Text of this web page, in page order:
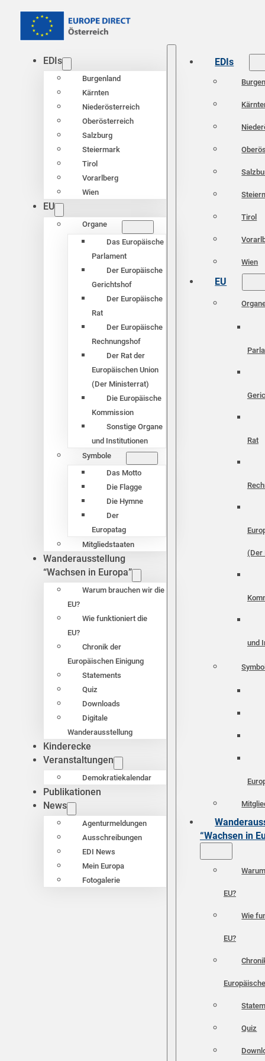
EDIs
Burgenland
Kärnten
Niederösterreich
Oberösterreich
Salzburg
Steiermark
Tirol
Vorarlberg
Wien
EU
Organe
Das Europäische
Parlament
Der Europäische
Gerichtshof
Der Europäische
Rat
Der Europäische
Rechnungshof
Der Rat der
Europäischen Union
(Der Ministerrat)
Die Europäische
Kommission
Sonstige Organe
und Institutionen
Symbole
Das Motto
Die Flagge
Die Hymne
Der
Europatag
Mitgliedstaaten
Wanderausstellung
“Wachsen in Europa”
Warum brauchen wir die
EU?
Wie funktioniert die
EU?
Chronik der
Europäischen Einigung
Statements
Quiz
Downloads
Digitale
Wanderausstellung
Kinderecke
Veranstaltungen
Demokratiekalendar
Publikationen
News
Agenturmeldungen
Ausschreibungen
EDI News
Mein Europa
Fotogalerie
EDIs
Tirol
Wien
EU
Rat
(Der
und
“Wachsen in
EU?
Wie
EU?
Quiz